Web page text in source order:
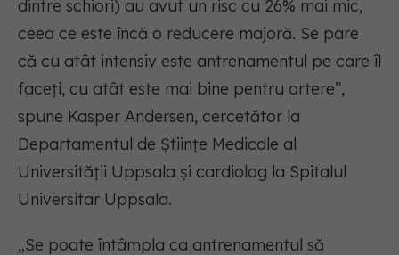
dintre schiori) au avut un risc cu 26% mai mic,
ceea ce este încă o reducere majoră. Se pare
că cu atât intensiv este antrenamentul pe care îl
faceți, cu atât este mai bine pentru artere”,
spune Kasper Andersen, cercetător la
Departamentul de Științe Medicale al
Universității Uppsala și cardiolog la Spitalul
Universitar Uppsala.
„Se poate întâmpla ca antrenamentul să